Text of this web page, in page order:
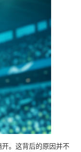
。这背后的原因并不